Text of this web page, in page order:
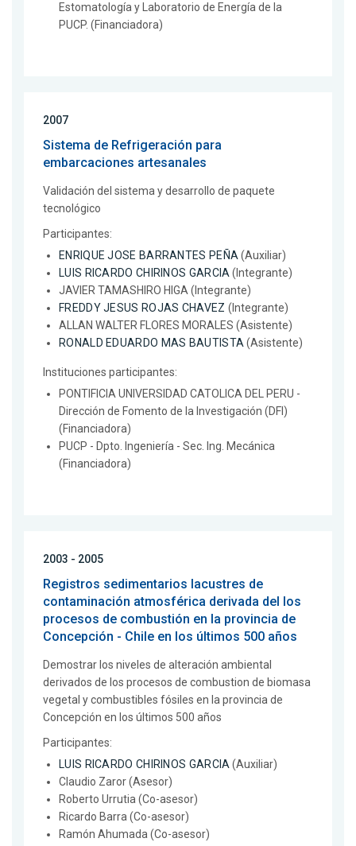
Estomatología y Laboratorio de Energía de la
PUCP. (Financiadora)
2007
Sistema de Refrigeración para
embarcaciones artesanales
Validación del sistema y desarrollo de paquete
tecnológico
Participantes:
ENRIQUE JOSE BARRANTES PEÑA(Auxiliar)
LUIS RICARDO CHIRINOS GARCIA(Integrante)
JAVIER TAMASHIRO HIGA (Integrante)
FREDDY JESUS ROJAS CHAVEZ (Integrante)
ALLAN WALTER FLORES MORALES (Asistente)
RONALD EDUARDO MAS BAUTISTA(Asistente)
Instituciones participantes:
PONTIFICIA UNIVERSIDAD CATOLICA DEL PERU -
Dirección de Fomento de la Investigación (DFI)
(Financiadora)
PUCP - Dpto. Ingeniería - Sec. Ing. Mecánica
(Financiadora)
2003 - 2005
Registros sedimentarios lacustres de
contaminación atmosférica derivada del los
procesos de combustión en la provincia de
Concepción - Chile en los últimos 500 años
Demostrar los niveles de alteración ambiental
derivados de los procesos de combustion de biomasa
vegetal y combustibles fósiles en la provincia de
Concepción en los últimos 500 años
Participantes:
LUIS RICARDO CHIRINOS GARCIA(Auxiliar)
Claudio Zaror (Asesor)
Roberto Urrutia (Co-asesor)
Ricardo Barra (Co-asesor)
Ramón Ahumada (Co-asesor)